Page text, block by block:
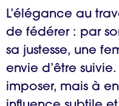
L’élégance au
de fédérer : par
sa justesse, une
envie d’être
imposer, mais à